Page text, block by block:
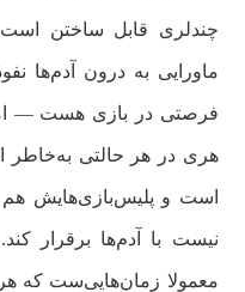
چندلری قابل ساختن
ماورایی به درون آدم‌ها
فرصتی در بازی هست —
هری در هر حالتی به‌خاطر
است و پلیس‌بازی‌هایش
نیست با آدم‌ها برقرار
معمولا زمان‌هایی‌ست که